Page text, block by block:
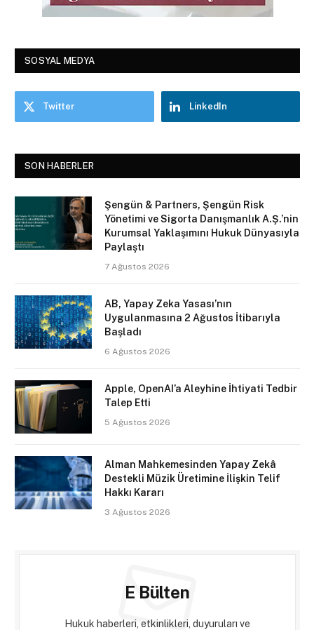
SOSYAL MEDYA
Twitter LinkedIn
SON HABERLER
Şengün & Partners, Şengün Risk
Yönetimi ve Sigorta Danışmanlık A.Ş.’nin
Kurumsal Yaklaşımını Hukuk Dünyasıyla
Paylaştı
7 Ağustos 2026
AB, Yapay Zeka Yasası’nın
Uygulanmasına 2 Ağustos İtibarıyla
Başladı
6 Ağustos 2026
Apple, OpenAI’a Aleyhine İhtiyati Tedbir
Talep Etti
5 Ağustos 2026
Alman Mahkemesinden Yapay Zekâ
Destekli Müzik Üretimine İlişkin Telif
Hakkı Kararı
3 Ağustos 2026
E Bülten
Hukuk haberleri, etkinlikleri, duyuruları ve